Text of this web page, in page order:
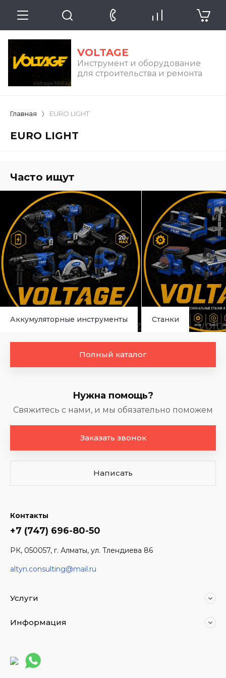
VOLTAGE
Инструмент и оборудование
для строительства и ремонта
Главная EURO LIGHT
EURO LIGHT
Часто ищут
Аккумуляторные инструменты Станки
Полный каталог
Нужна помощь?
Свяжитесь с нами, и мы обязательно поможем
Заказать звонок
Написать
Контакты
+7 (747) 696-80-50
РК, 050057, г. Алматы, ул. Тлендиева 86
altyn.consulting@mail.ru
Услуги
Информация